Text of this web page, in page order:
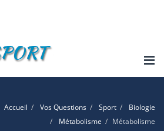
Accueil Vos Questions Sport
Biologie
Métabolisme
Métabolisme